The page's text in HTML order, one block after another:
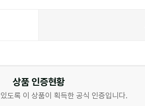
상품 인증현황
도록 이 상품이 획득한 공식 인증입니다.